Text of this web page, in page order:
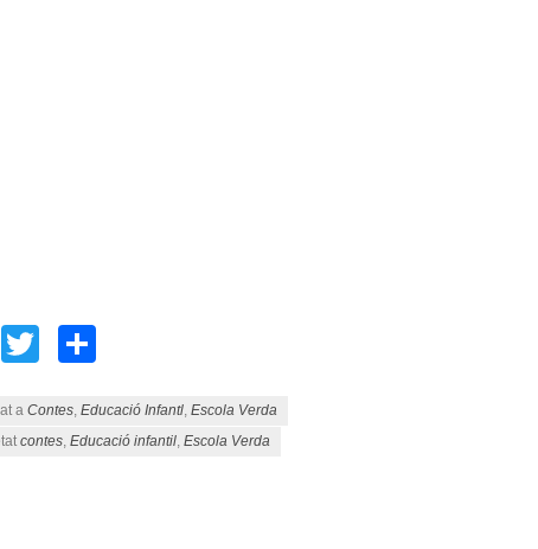
Facebook
Twitter
aContes,Educació Infantl,Escola Verda
contes,Educació infantil,Escola Verda